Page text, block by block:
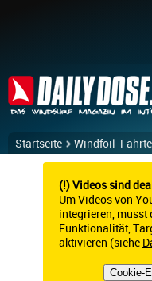
Startseite Windfoil-
(!) Videos sind
Um Videos von
integrieren, musst
Funktionalität,
aktivieren (siehe
Cookie-